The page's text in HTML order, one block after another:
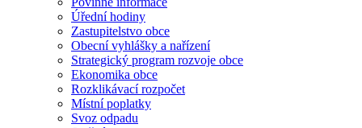
Úřední hodiny
Zastupitelstvo obce
Obecní vyhlášky a nařízení
Strategický program rozvoje obce
Ekonomika obce
Rozklikávací rozpočet
Místní poplatky
Svoz odpadu